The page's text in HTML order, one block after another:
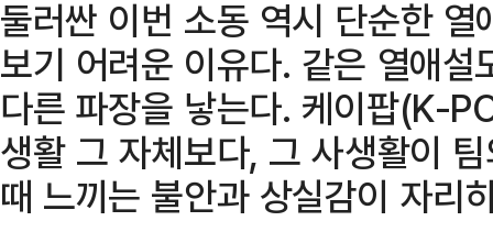
둘러싼 이번 소동 역시 단순한
보기 어려운 이유다. 같은 열애
다른 파장을 낳는다. 케이팝(K-
생활 그 자체보다, 그 사생활이
때 느끼는 불안과 상실감이 자리